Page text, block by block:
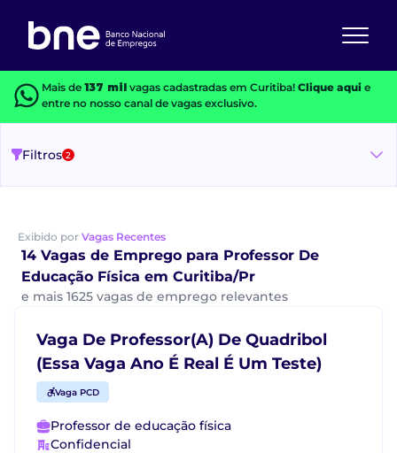
Mais de 137 milvagas cadastradas em Curitiba! Clique aquie
entre no nosso canal de vagas exclusivo.
Filtros 2
Exibido por Vagas Recentes
14 Vagas de Emprego para Professor De
Educação Física em Curitiba/Pr
e mais 1625 vagas de emprego relevantes
Vaga De Professor(A) De Quadribol
(Essa Vaga Ano É Real É Um Teste)
Vaga PCD
Professor de educação física
Confidencial